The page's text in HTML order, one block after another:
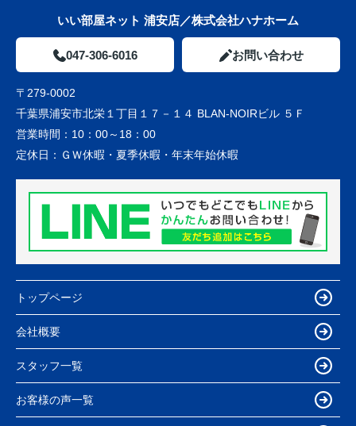
いい部屋ネット 浦安店／株式会社ハナホーム
047-306-6016 お問い合わせ
〒279-0002
千葉県浦安市北栄１丁目１７－１４ BLAN-NOIRビル ５Ｆ
営業時間： 10：00～18：00
定休日： ＧＷ休暇・夏季休暇・年末年始休暇
トップページ
会社概要
スタッフ一覧
お客様の声一覧